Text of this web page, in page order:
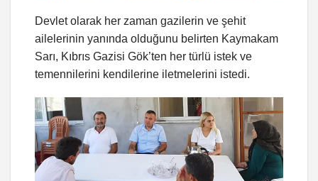
Devlet olarak her zaman gazilerin ve şehit
ailelerinin yanında olduğunu belirten Kaymakam
Sarı, Kıbrıs Gazisi Gök’ten her türlü istek ve
temennilerini kendilerine iletmelerini istedi.